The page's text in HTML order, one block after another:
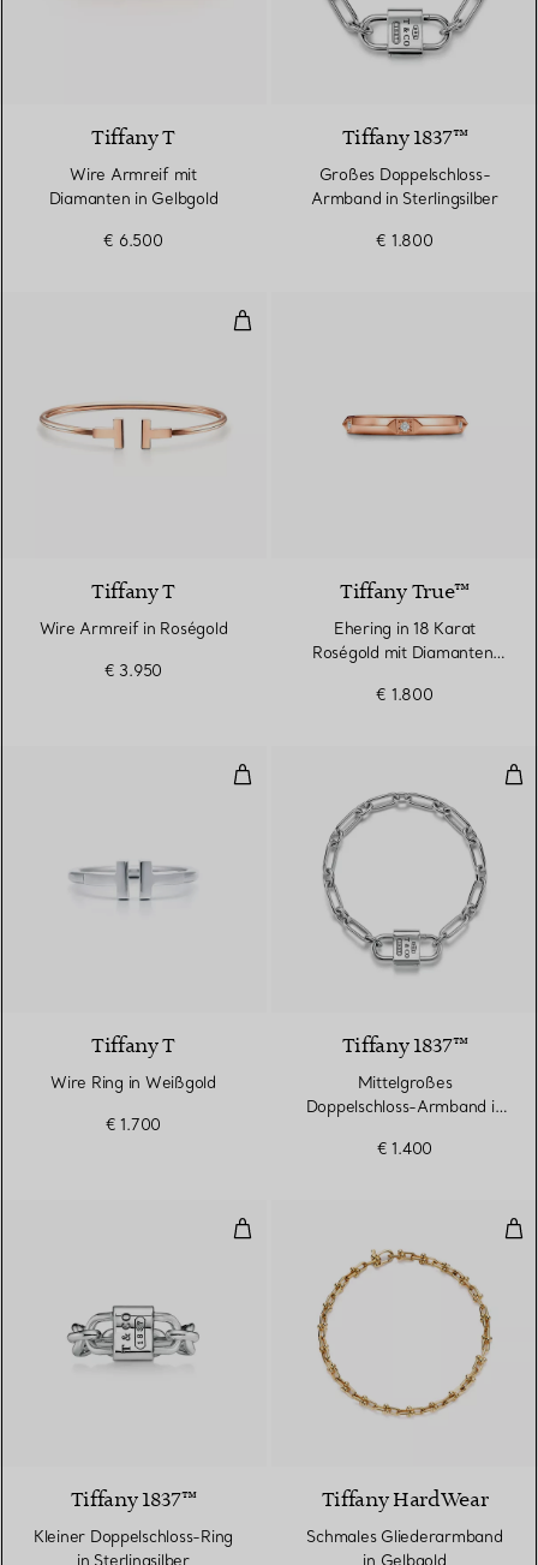
Tiffany T
Wire Armreif mit
Diamanten in Gelbgold
€ 6.500
Tiffany 1837™
Großes Doppelschloss-
Armband in Sterlingsilber
€ 1.800
Wire Armreif in Roségold
Tiffany T
Wire Armreif in Roségold
€ 3.950
Tiffany True™
Ehering in 18 Karat
Roségold mit Diamanten,
€ 1.800
Wire Ring in Weißgold
3 Materialien
Tiffany T
Wire Ring in Weißgold
€ 1.700
Tiffany 1837™
Mittelgroßes
Doppelschloss-Armband in
€ 1.400
Kleiner Doppelschloss-Ring in
Tiffany 1837™
Kleiner Doppelschloss-Ring
in Sterlingsilber
Tiffany HardWear
Schmales Gliederarmband
in Gelbgold